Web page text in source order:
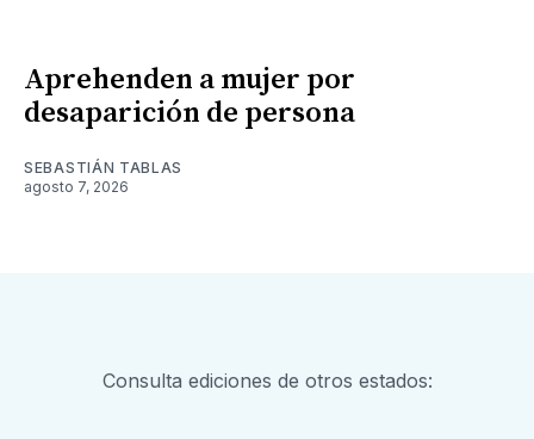
Aprehenden a mujer por
desaparición de persona
SEBASTIÁN TABLAS
agosto 7, 2026
Consulta ediciones de otros estados: